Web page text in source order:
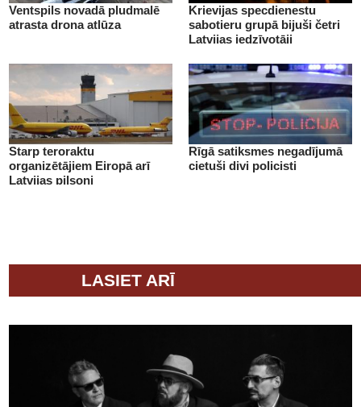
Ventspils novadā pludmalē
atrasta drona atlūza
Krievijas specdienestu
sabotieru grupā bijuši četri
Latvijas iedzīvotāji
Starp teroraktu
organizētājiem Eiropā arī
Latvijas pilsoņi
Rīgā satiksmes negadījumā
cietuši divi policisti
LASIET ARĪ